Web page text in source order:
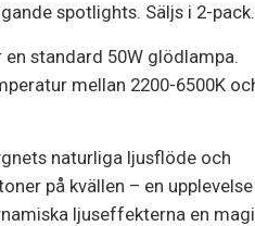
spotlights. Säljs i 2-pack.
standard 50W glödlampa.
mellan 2200-6500K
naturliga ljusflöde och
på kvällen – en upplevelse
ljuseffekterna en